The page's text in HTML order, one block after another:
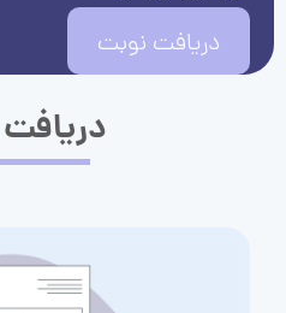
دریافت نوبت
دریافت